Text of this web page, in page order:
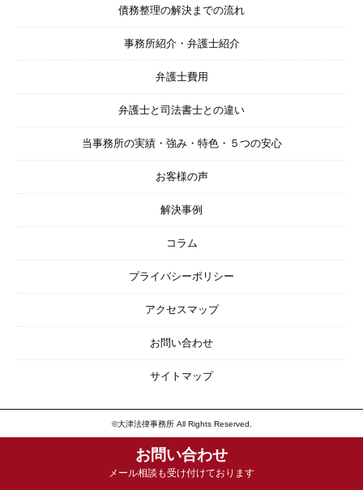
お問い合わせ
メール相談も受け付けております
債務整理の解決までの流れ
事務所紹介・弁護士紹介
弁護士費用
弁護士と司法書士との違い
当事務所の実績・強み・特色・５つの安心
お客様の声
解決事例
コラム
プライバシーポリシー
アクセスマップ
お問い合わせ
サイトマップ
©大津法律事務所 All Rights Reserved.